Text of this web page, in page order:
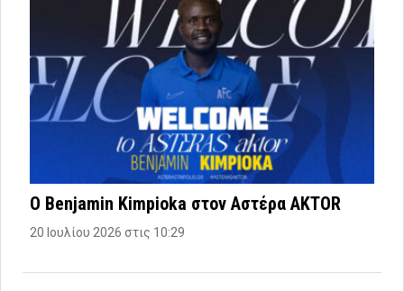
Ο Benjamin Kimpioka στον Αστέρα AKTOR
20 Ιουλίου 2026 στις 10:29